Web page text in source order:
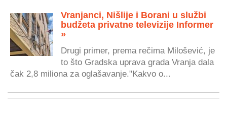
Vranjanci, Nišlije i Borani u službi
budžeta privatne televizije Informer
»
Drugi primer, prema rečima Milošević, je
to što Gradska uprava grada Vranja dala
čak 2,8 miliona za oglašavanje."Kakvo o...